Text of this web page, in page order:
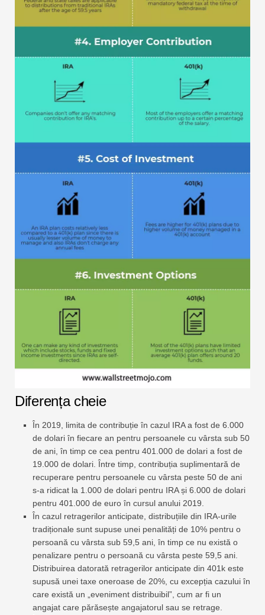
Diferența cheie
În 2019, limita de contribuție în cazul IRA a fost de 6.000
de dolari în fiecare an pentru persoanele cu vârsta sub 50
de ani, în timp ce cea pentru 401.000 de dolari a fost de
19.000 de dolari. Între timp, contribuția suplimentară de
recuperare pentru persoanele cu vârsta peste 50 de ani
s-a ridicat la 1.000 de dolari pentru IRA și 6.000 de dolari
pentru 401.000 de euro în cursul anului 2019.
În cazul retragerilor anticipate, distribuțiile din IRA-urile
tradiționale sunt supuse unei penalități de 10% pentru o
persoană cu vârsta sub 59,5 ani, în timp ce nu există o
penalizare pentru o persoană cu vârsta peste 59,5 ani.
Distribuirea datorată retragerilor anticipate din 401k este
supusă unei taxe oneroase de 20%, cu excepția cazului în
care există un „eveniment distribuibil”, cum ar fi un
angajat care părăsește angajatorul sau se retrage.